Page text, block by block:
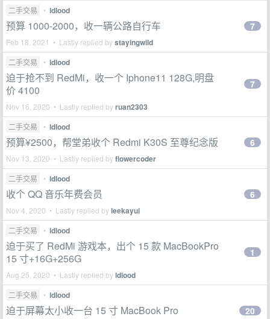
二手交易 • ldlood
预算 1000-2000，收一辆公路自行车
Feb 18, 2021 • Lastly replied bystayingwild
7
二手交易 • ldlood
迫于抢不到 RedMi，收一个 Iphone11 128G,明盘
价 4100
Nov 16, 2020 • Lastly replied byruan2303
7
二手交易 • ldlood
预算¥2500，帮堂弟收个 Redmi K30S 至尊纪念版
Nov 13, 2020 • Lastly replied byflowercoder
6
二手交易 • ldlood
收个 QQ 音乐年费会员
Nov 4, 2020 • Lastly replied byleekayui
6
二手交易 • ldlood
迫于买了 RedMi 游戏本，出个 15 款 MacBookPro
15 寸+16G+256G
Aug 25, 2020 • Lastly replied byldlood
1
二手交易 • ldlood
迫于屏幕太小收一台 15 寸 MacBook Pro 20